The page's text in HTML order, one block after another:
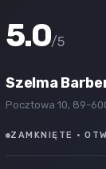
5.0/5
Szelma
Pocztowa 10, 89-
ZAMKNIĘTE ·